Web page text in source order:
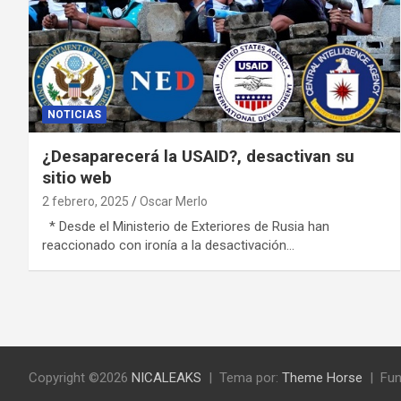
NOTICIAS
¿Desaparecerá la USAID?, desactivan su
sitio web
2 febrero, 2025 Oscar Merlo
* Desde el Ministerio de Exteriores de Rusia han
reaccionado con ironía a la desactivación…
Copyright ©2026 NICALEAKS Tema por: Theme Horse